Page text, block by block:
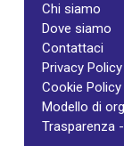
Chi siamo
Dove siamo
Contattaci
Privacy Policy
Cookie Policy
Modello di
Trasparenza